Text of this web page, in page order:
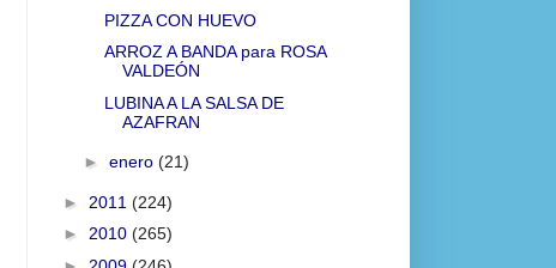
PIZZA CON HUEVO
ARROZ A BANDA para ROSA
VALDEÓN
LUBINA A LA SALSA DE
AZAFRAN
► enero (21)
► 2011 (224)
► 2010 (265)